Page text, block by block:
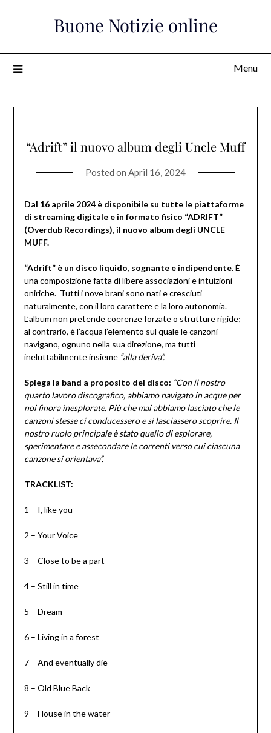
Buone Notizie online
Menu
“Adrift” il nuovo album degli Uncle Muff
Posted on April 16, 2024
Dal 16 aprile 2024 è disponibile su tutte le piattaforme
di streaming digitale e in formato fisico “ADRIFT”
(Overdub Recordings), il nuovo album degli UNCLE
MUFF.
“Adrift” è un disco liquido, sognante e indipendente.È
una composizione fatta di libere associazioni e intuizioni
oniriche. Tutti i nove brani sono nati e cresciuti
naturalmente, con il loro carattere e la loro autonomia.
L’album non pretende coerenze forzate o strutture rigide;
al contrario, è l’acqua l’elemento sul quale le canzoni
navigano, ognuno nella sua direzione, ma tutti
ineluttabilmente insieme “alla deriva”.
Spiega la band a proposito del disco: “Con il nostro
quarto lavoro discografico, abbiamo navigato in acque per
noi finora inesplorate. Più che mai abbiamo lasciato che le
canzoni stesse ci conducessero e si lasciassero scoprire. Il
nostro ruolo principale è stato quello di esplorare,
sperimentare e assecondare le correnti verso cui ciascuna
canzone si orientava”.
TRACKLIST:
1 – I, like you
2 – Your Voice
3 – Close to be a part
4 – Still in time
5 – Dream
6 – Living in a forest
7 – And eventually die
8 – Old Blue Back
9 – House in the water